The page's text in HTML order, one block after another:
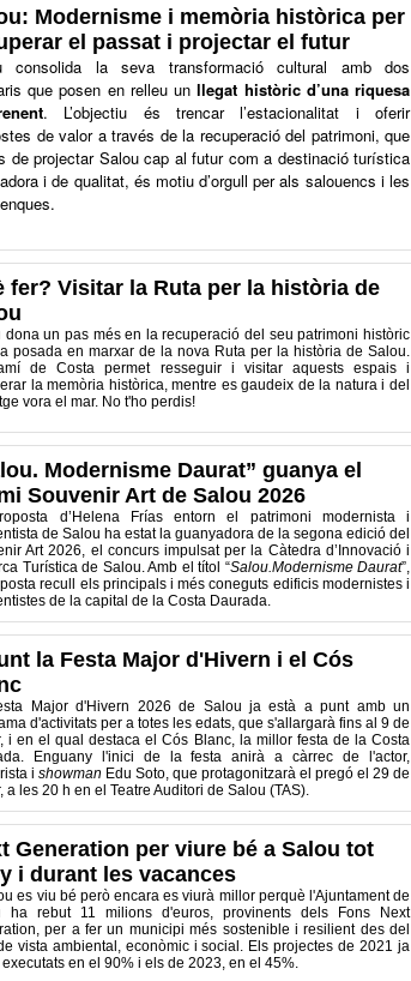
Modernisme i memòria històrica per
el passat i projectar el futur
consolida la seva transformació cultural amb dos
que posen en relleu unllegat històric d’una riquesa
. L’objectiu és trencar l’estacionalitat i oferir
de valor a través de la recuperació del patrimoni, que
de projectar Salou cap al futur com a destinació turística
i de qualitat, és motiu d’orgull per als salouencs i les
fer? Visitar la Ruta per la història de
dona un pas més en la recuperació del seu patrimoni històric
posada en marxar de la nova Ruta per la història de Salou.
de Costa permet resseguir i visitar aquests espais i
la memòria històrica, mentre es gaudeix de la natura i del
vora el mar. No t'ho perdis!
Modernisme Daurat” guanya el
Souvenir Art de Salou 2026
d’Helena Frías entorn el patrimoni modernista i
de Salou ha estat la guanyadora de la segona edició del
Art 2026, el concurs impulsat per la Càtedra d’Innovació i
Turística de Salou. Amb el títol “Salou.Modernisme Daurat”,
recull els principals i més coneguts edificis modernistes i
de la capital de la Costa Daurada.
la Festa Major d'Hivern i el Cós
Major d'Hivern 2026 de Salou ja està a punt amb un
d'activitats per a totes les edats, que s'allargarà fins al 9 de
i en el qual destaca el Cós Blanc, la millor festa de la Costa
Enguany l'inici de la festa anirà a càrrec de l'actor,
i showman Edu Soto, que protagonitzarà el pregó el 29 de
a les 20 h en el Teatre Auditori de Salou (TAS).
Generation per viure bé a Salou tot
i durant les vacances
es viu bé però encara es viurà millor perquè l'Ajuntament de
ha rebut 11 milions d'euros, provinents dels Fons Next
per a fer un municipi més sostenible i resilient des del
vista ambiental, econòmic i social. Els projectes de 2021 ja
en el 90% i els de 2023, en el 45%.